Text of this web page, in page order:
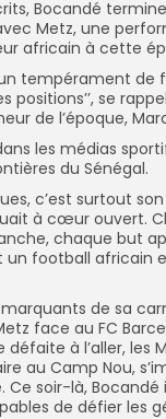
Bocandé
Metz, une
africain à cette
tempérament de
se
de l’époque,
les médias
du Sénégal.
c’est surtout
à cœur ouvert.
chaque but
football africain
marquants de sa
face au FC
défaite à l’aller, les
au Camp Nou,
Ce soir-là, Bocandé
de défier les